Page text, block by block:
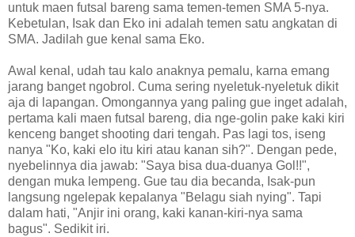
untuk maen futsal bareng sama temen-temen SMA 5-nya.
Kebetulan, Isak dan Eko ini adalah temen satu angkatan di
SMA. Jadilah gue kenal sama Eko.
Awal kenal, udah tau kalo anaknya pemalu, karna emang
jarang banget ngobrol. Cuma sering nyeletuk-nyeletuk dikit
aja di lapangan. Omongannya yang paling gue inget adalah,
pertama kali maen futsal bareng, dia nge-golin pake kaki kiri
kenceng banget shooting dari tengah. Pas lagi tos, iseng
nanya "Ko, kaki elo itu kiri atau kanan sih?". Dengan pede,
nyebelinnya dia jawab: "Saya bisa dua-duanya Gol!!",
dengan muka lempeng. Gue tau dia becanda, Isak-pun
langsung ngelepak kepalanya "Belagu siah nying". Tapi
dalam hati, "Anjir ini orang, kaki kanan-kiri-nya sama
bagus". Sedikit iri.